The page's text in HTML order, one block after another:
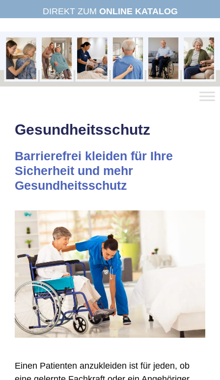
Inhalt
DIREKT ZUM ONLINE KATALOG
Gesundheitsschutz
Barrierefrei kleiden für Ihre
Sicherheit und mehr
Gesundheitsschutz
Einen Patienten anzukleiden ist für jeden, ob